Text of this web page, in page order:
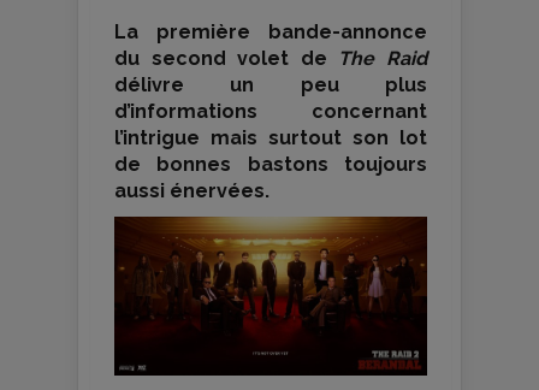
La première bande-annonce
du second volet de
The Raid
délivre un peu plus
d’informations concernant
l’intrigue mais surtout son lot
de bonnes bastons toujours
aussi énervées.